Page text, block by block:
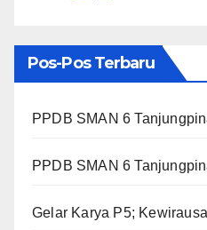
Pos-Pos Terbaru
PPDB SMAN 6
PPDB SMAN 6
Gelar Karya P5;